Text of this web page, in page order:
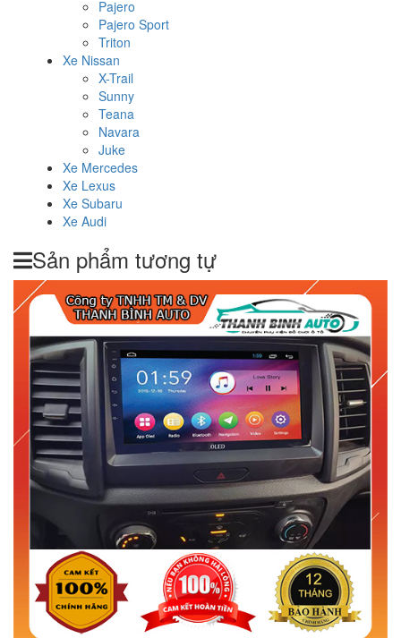
Pajero
Pajero Sport
Triton
Xe Nissan
X-Trail
Sunny
Teana
Navara
Juke
Xe Mercedes
Xe Lexus
Xe Subaru
Xe Audi
Sản phẩm tương tự